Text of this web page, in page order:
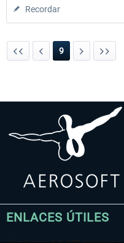
Recordar
9
ENLACES ÚTILES